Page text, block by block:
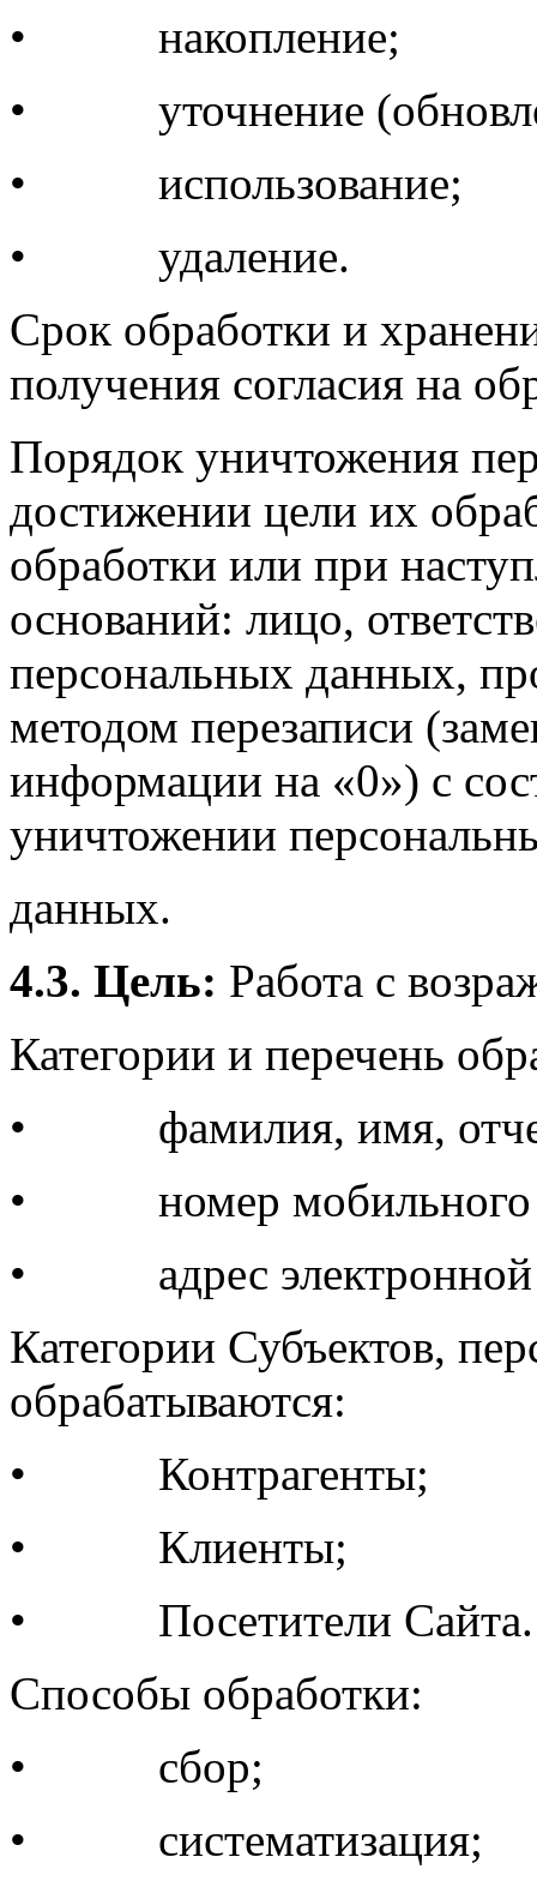
• накопление;
• уточнение
• использование;
• удаление.
Срок обработки и
получения согласия на
Порядок уничтожения
достижении цели их
обработки или при
оснований: лицо,
персональных данных,
методом перезаписи
информации на «0») с
уничтожении
данных.
4.3. Цель: Работа с
Категории и перечень
• фамилия, имя,
• номер мобильного
• адрес электронной
Категории Субъектов,
обрабатываются:
• Контрагенты;
• Клиенты;
• Посетители Сайта.
Способы обработки:
• сбор;
• систематизация;